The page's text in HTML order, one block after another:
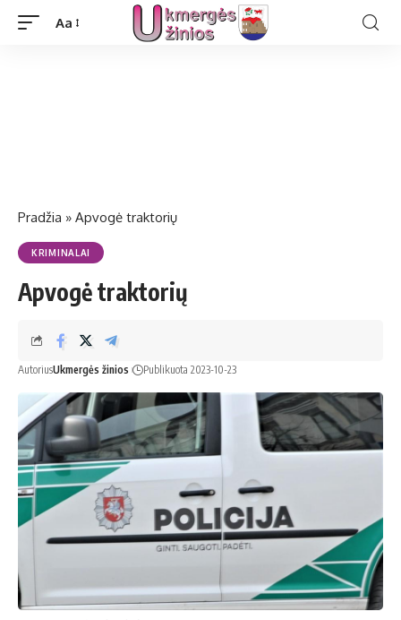
Aa
Pradžia » Apvogė traktorių
KRIMINALAI
Apvogė traktorių
AutoriusUkmergės žinios Publikuota 2023-10-23